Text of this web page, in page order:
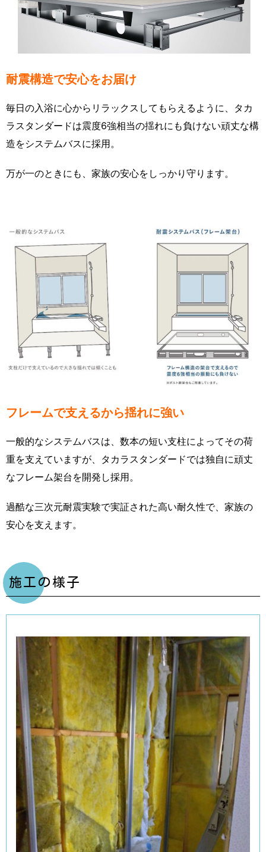
耐震構造で安心をお届け
毎日の入浴に心からリラックスしてもらえるように、タカ
ラスタンダードは震度6強相当の揺れにも負けない頑丈な構
造をシステムバスに採用。
万が一のときにも、家族の安心をしっかり守ります。
フレームで支えるから揺れに強い
一般的なシステムバスは、数本の短い支柱によってその荷
重を支えていますが、タカラスタンダードでは独自に頑丈
なフレーム架台を開発し採用。
過酷な三次元耐震実験で実証された高い耐久性で、家族の
安心を支えます。
施工の様子